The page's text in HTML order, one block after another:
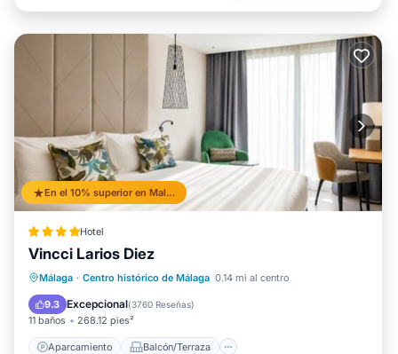
En el 10% superior en Malaga Historic Centre
Hotel
Vincci Larios Diez
Málaga · Centro histórico de Málaga 0.14 mi al centro
9.3 Excepcional(3760 Reseñas)
11 baños 268.12 pies²
Aparcamiento Balcón/Terraza
Aparcamiento
Balcón/Terraza
Aire acondicionado